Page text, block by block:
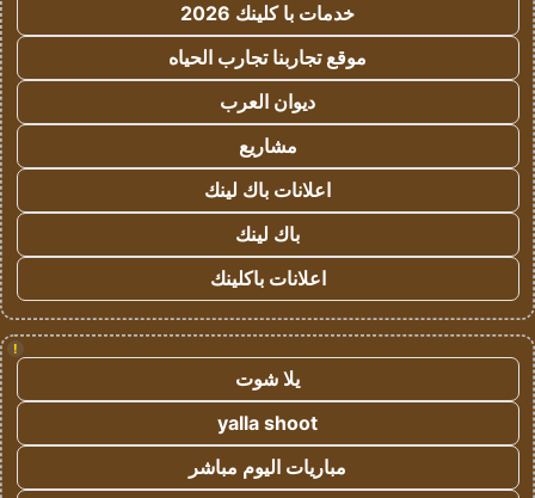
خدمات با كلينك 2026
موقع تجاربنا تجارب الحياه
ديوان العرب
مشاريع
اعلانات باك لينك
باك لينك
اعلانات باكلينك
!
يلا شوت
yalla shoot
مباريات اليوم مباشر